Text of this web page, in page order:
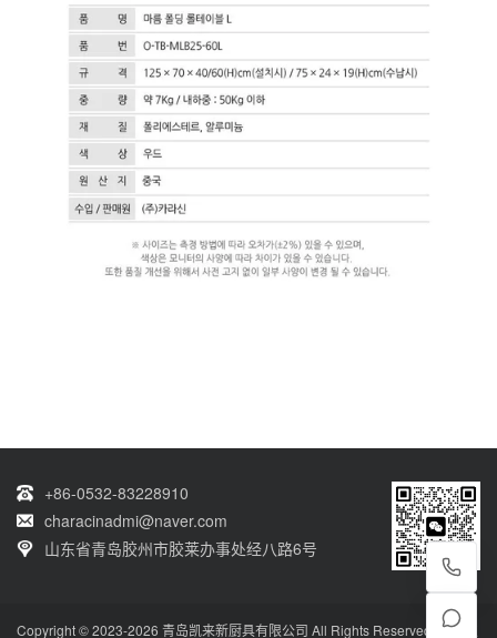
+86-0532-83228910
characinadmi@naver.com
山东省青岛胶州市胶莱办事处经八路6号
Copyright © 2023-2026 青岛凯来新厨具有限公司 All Rights Reserved. 技术支